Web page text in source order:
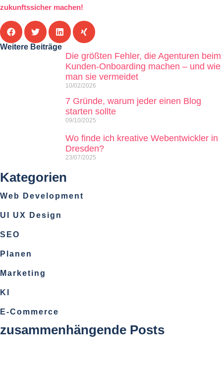
zukunftssicher machen!
Weitere Beiträge
Die größten Fehler, die Agenturen beim
Kunden-Onboarding machen – und wie
man sie vermeidet
10/02/2026
7 Gründe, warum jeder einen Blog
starten sollte
09/10/2025
Wo finde ich kreative Webentwickler in
Dresden?
23/07/2025
Kategorien
Web Development
UI UX Design
SEO
Planen
Marketing
KI
E-Commerce
zusammenhängende Posts